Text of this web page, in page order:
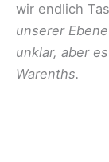
wir endlich
unserer
unklar, aber
Warenths.